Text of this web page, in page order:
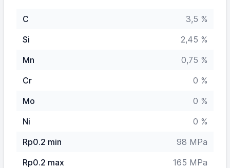
C
3,5 %
Si
2,45 %
Mn
0,75 %
Cr
0 %
Mo
0 %
Ni
0 %
Rp0.2 min
98 MPa
Rp0.2 max
165 MPa